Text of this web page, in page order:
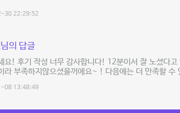
30 22:29:52
의 답글
요! 후기 작성 너무 감사합니다! 12분이서 잘 노셨다
라 부족하지않으셨을꺼에요~ ! 다음에는 더 만족할 수
08 13:48:49